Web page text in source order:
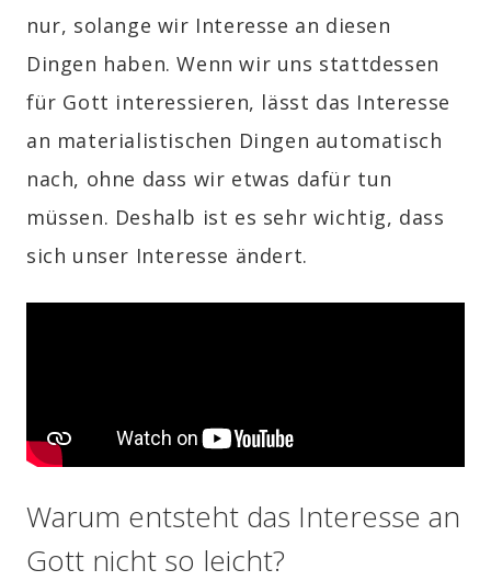
nur, solange wir Interesse an diesen
Dingen haben. Wenn wir uns stattdessen
für Gott interessieren, lässt das Interesse
an materialistischen Dingen automatisch
nach, ohne dass wir etwas dafür tun
müssen. Deshalb ist es sehr wichtig, dass
sich unser Interesse ändert.
Warum entsteht das Interesse an
Gott nicht so leicht?